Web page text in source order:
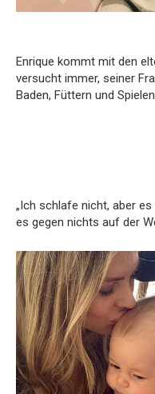
Enrique kommt mit den
versucht immer, seiner
Baden, Füttern und
„Ich schlafe nicht, aber
es gegen nichts auf der